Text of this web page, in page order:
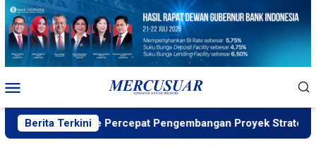
Loncat
konten
Mobile
Berita Terkini
PT Vale Percepat Pengembangan Proyek Strategis IGP